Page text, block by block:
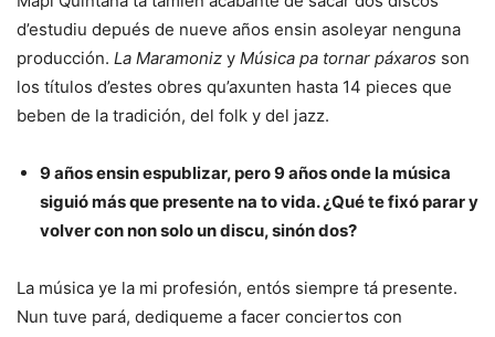
d’estudiu depués de nueve años ensin asoleyar nenguna
producción. La Maramoniz y Música pa tornar páxaros son
los títulos d’estes obres qu’axunten hasta 14 pieces que
beben de la tradición, del folk y del jazz.
9 años ensin espublizar, pero 9 años onde la música
siguió más que presente na to vida. ¿Qué te fixó parar y
volver con non solo un discu, sinón dos?
La música ye la mi profesión, entós siempre tá presente.
Nun tuve pará, dediqueme a facer conciertos con